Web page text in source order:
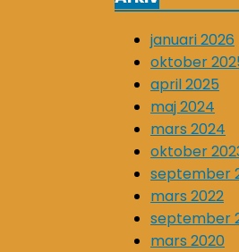
januari 2026
oktober
april 2025
maj 2024
mars 2024
oktober
september
mars 2022
september
mars 2020